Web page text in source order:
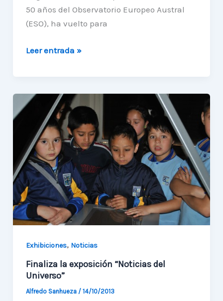
50 años del Observatorio Europeo Austral
(ESO), ha vuelto para
Exhibición
recorre
la
ciudad
Antofagasta
Leer entrada »
Exhibiciones, Noticias
Finaliza la exposición “Noticias del
Universo”
Alfredo Sanhueza / 14/10/2013